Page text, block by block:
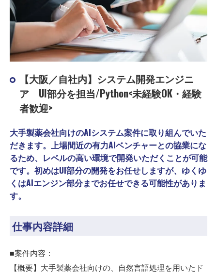
【大阪／自社内】システム開発エンジニ
ア UI部分を担当/Python<未経験OK・経験
者歓迎>
大手製薬会社向けのAIシステム案件に取り組んでいた
だきます。上場間近の有力AIベンチャーとの協業にな
るため、レベルの高い環境で開発いただくことが可能
です。初めはUI部分の開発をお任せしますが、ゆくゆ
くはAIエンジン部分までお任せできる可能性がありま
す。
仕事内容詳細
■案件内容：
【概要】大手製薬会社向けの、自然言語処理を用いたド